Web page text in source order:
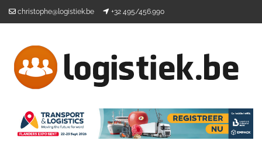
christophe@logistiek.be +32 495/456.990